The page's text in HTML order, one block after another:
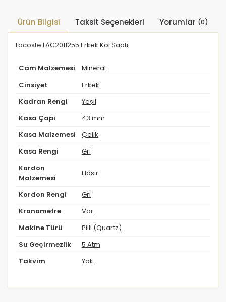
Ürün Bilgisi Taksit Seçenekleri Yorumlar (0)
Lacoste LAC2011255 Erkek Kol Saati
Cam Malzemesi Mineral
Cinsiyet Erkek
Kadran Rengi Yeşil
Kasa Çapı 43 mm
Kasa Malzemesi Çelik
Kasa Rengi Gri
Kordon
Malzemesi
Hasır
Kordon Rengi Gri
Kronometre Var
Makine Türü Pilli (Quartz)
Su Geçirmezlik 5 Atm
Takvim Yok